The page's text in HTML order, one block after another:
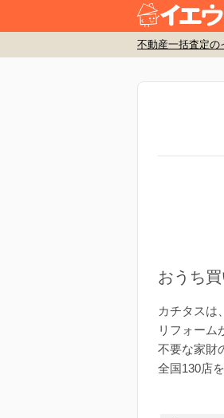
不動産一括査定の
おうち
カチタスは
リフォーム
不要な家財
全国130店